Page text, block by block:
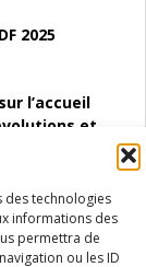
des technologies
informations des
permettra de
ou les ID
2025
l’accueil
et
(SAACE)